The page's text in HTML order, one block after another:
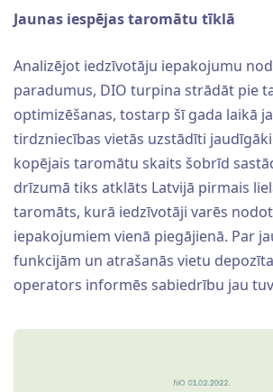
Jaunas iespējas taromātu tīklā
Analizējot iedzīvotāju iepakojumu
paradumus, DIO turpina strādāt pie
optimizēšanas, tostarp šī gada laikā
tirdzniecības vietās uzstādīti
kopējais taromātu skaits šobrīd
drīzumā tiks atklāts Latvijā pirmais
taromāts, kurā iedzīvotāji varēs
iepakojumiem vienā piegājienā. Par
funkcijām un atrašanās vietu
operators informēs sabiedrību jau